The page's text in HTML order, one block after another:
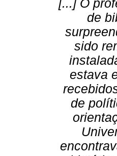
[...] O
de
sido
estava
de